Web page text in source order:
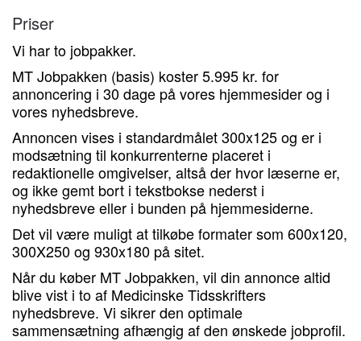
Priser
Vi har to jobpakker.
MT Jobpakken (basis) koster 5.995 kr. for
annoncering i 30 dage på vores hjemmesider og i
vores nyhedsbreve.
Annoncen vises i standardmålet 300x125 og er i
modsætning til konkurrenterne placeret i
redaktionelle omgivelser, altså der hvor læserne er,
og ikke gemt bort i tekstbokse nederst i
nyhedsbreve eller i bunden på hjemmesiderne.
Det vil være muligt at tilkøbe formater som 600x120,
300X250 og 930x180 på sitet.
Når du køber MT Jobpakken, vil din annonce altid
blive vist i to af Medicinske Tidsskrifters
nyhedsbreve. Vi sikrer den optimale
sammensætning afhængig af den ønskede jobprofil.